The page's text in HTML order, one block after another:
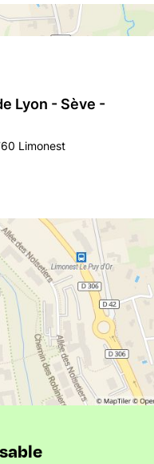
Lyon - Sève -
Limonest